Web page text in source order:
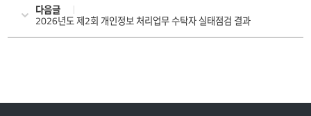
다음글
2026년도 제2회 개인정보 처리업무 수탁자 실태점검 결과